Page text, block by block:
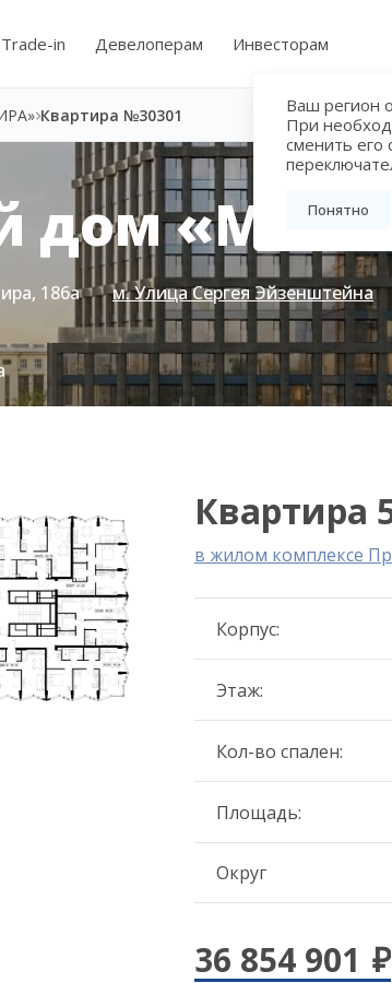
Trade-in Девелоперам Инвесторам
Ваш регион
При
сменить
Понятно
Квартира №30301
дом «МИРА»
186а м. Улица Сергея Эйзенштейна
Квартира
в жилом комплексе
Корпус:
Этаж:
Кол-во спален:
Площадь:
Округ
36 854 901